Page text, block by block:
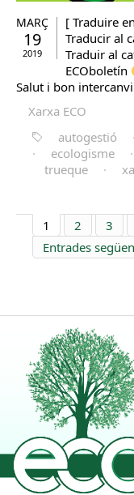
MARÇ
19
2019
[ Traduire
Traducir al
Traduir al
ECOboletín
Salut i bon
Xarxa ECO
autogestió
·
·
ecologisme ·
trueque
·
1 2 3
Entrades